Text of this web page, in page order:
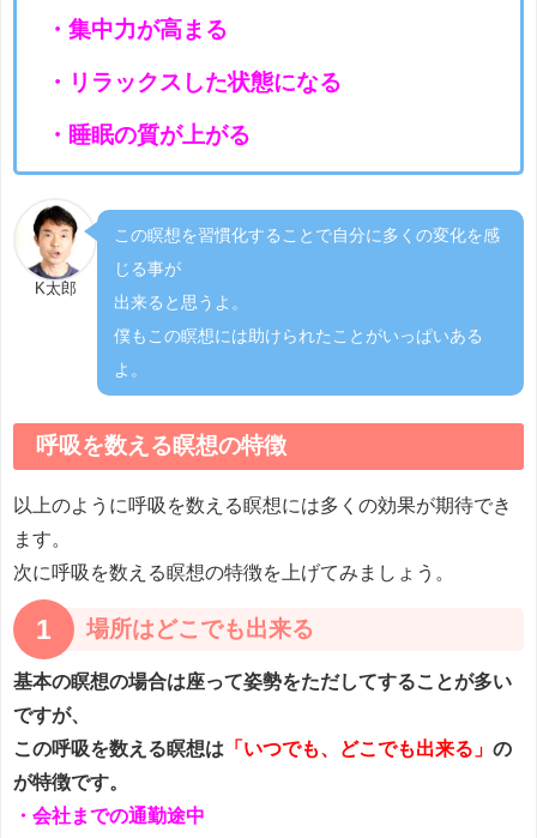
・集中力が高まる
・リラックスした状態になる
・睡眠の質が上がる
K太郎
この瞑想を習慣化することで自分に多くの変化を感
じる事が
出来ると思うよ。
僕もこの瞑想には助けられたことがいっぱいある
よ。
呼吸を数える瞑想の特徴
以上のように呼吸を数える瞑想には多くの効果が期待でき
ます。
次に呼吸を数える瞑想の特徴を上げてみましょう。
1 場所はどこでも出来る
基本の瞑想の場合は座って姿勢をただしてすることが多い
ですが、
この呼吸を数える瞑想は 「いつでも、どこでも出来る」 の
が特徴です。
・会社までの通勤途中